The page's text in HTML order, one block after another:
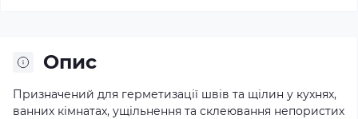
Опис
Призначений для герметизації швів та щілин у кухнях,
ванних кімнатах, ущільнення та склеювання непористих